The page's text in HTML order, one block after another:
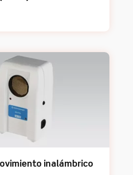
inalámbrico